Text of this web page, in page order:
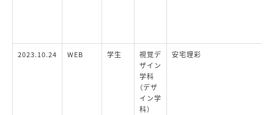
2023.10.24 WEB 学生
視覚デ
ザイン
学科
（デザ
イン学
科）
安宅理彩